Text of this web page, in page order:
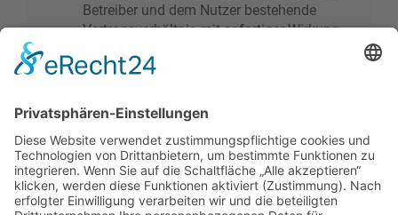
Betreiber und dem Nutzer bestehende
Vertragsverhältnis mit sofortiger Wirkung.
verbindlich, wenn der Nutzer den
Informationen über den Umgang mit deinen
persönlichen Daten sind in der
Datenschutzerklärung enthalten.